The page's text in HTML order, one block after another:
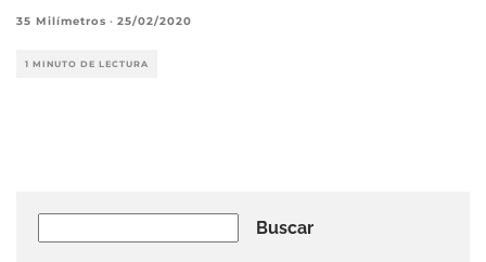
35 Milímetros · 25/02/2020
1 MINUTO DE LECTURA
Buscar